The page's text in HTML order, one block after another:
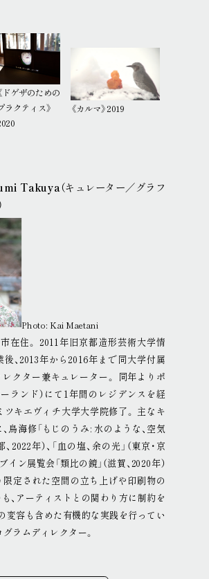
ドゲザのための
ラクティス》
《カルマ》2019
Takuya（キュレーター／グラフ
Photo: Kai Maetani
在住。 2011年旧京都造形芸術大学情
、2013年から2016年まで同大学付属
クター兼キュレーター。 同年よりポ
ランド）にて1年間のレジデンスを経
ツキエヴィチ大学大学院修了。 主なキ
鳥海修「もじのうみ: 水のような、空気
2022年）、 「血の塩、余の光」（東京・京
ブイン展覧会 「類比の鏡」（滋賀、2020年）
定された空間の立ち上げや印刷物の
、アーティストとの関わり方に制約を
変容も含めた有機的な実践を行ってい
ラムディレクター。